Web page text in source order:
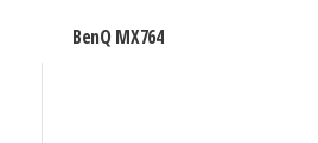
BenQ MX764